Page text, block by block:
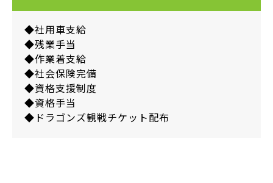
◆社用車支給
◆残業手当
◆作業着支給
◆社会保険完備
◆資格支援制度
◆資格手当
◆ドラゴンズ観戦チケット配布